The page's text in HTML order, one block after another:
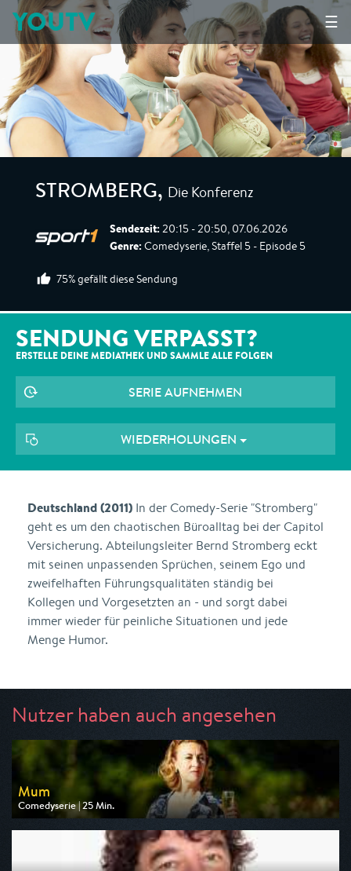
☰
YOUTV
STROMBERG, Die Konferenz
Sendezeit: 20:15 - 20:50, 07.06.2026
Genre: Comedyserie, Staffel 5 - Episode 5
75% gefällt diese Sendung
SENDUNG VERPASST?
ERSTELLE DEINE MEDIATHEK UND SAMMLE ALLE FOLGEN
SERIE AUFNEHMEN
WIEDERHOLUNGEN
Deutschland (2011) In der Comedy-Serie "Stromberg"
geht es um den chaotischen Büroalltag bei der Capitol
Versicherung. Abteilungsleiter Bernd Stromberg eckt
mit seinen unpassenden Sprüchen, seinem Ego und
zweifelhaften Führungsqualitäten ständig bei
Kollegen und Vorgesetzten an - und sorgt dabei
immer wieder für peinliche Situationen und jede
Menge Humor.
Nutzer haben auch angesehen
Mum
Comedyserie | 25 Min.
Ausgestrahlt von arte
am 13.08.2026, 22:40